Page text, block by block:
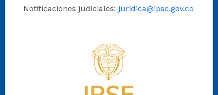
Notificaciones judiciales: juridica@ipse.gov.co